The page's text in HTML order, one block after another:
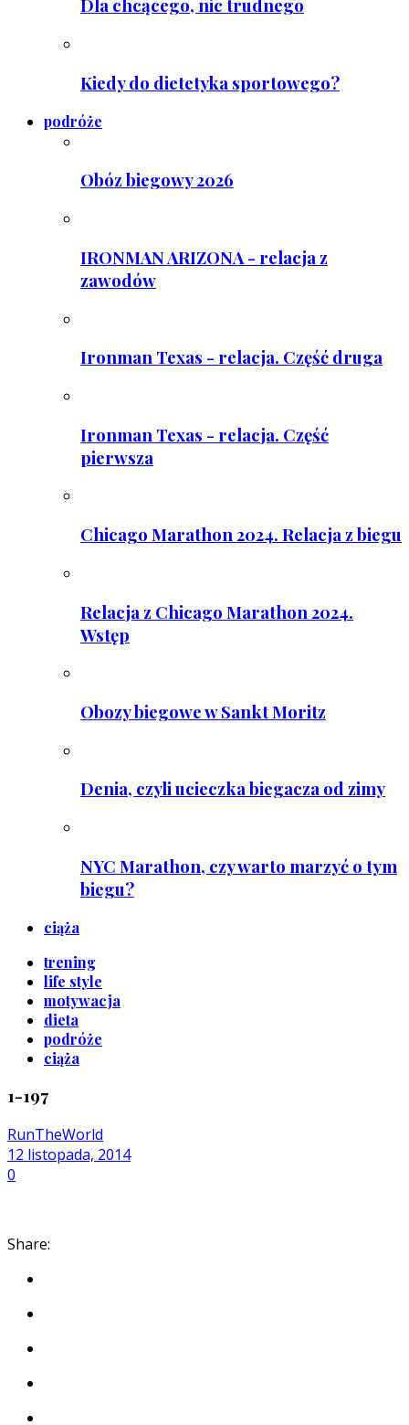
Dla chcącego, nic trudnego
Kiedy do dietetyka sportowego?
podróże
Obóz biegowy 2026
IRONMAN ARIZONA - relacja z
zawodów
Ironman Texas - relacja. Część druga
Ironman Texas - relacja. Część
pierwsza
Chicago Marathon 2024. Relacja z biegu
Relacja z Chicago Marathon 2024.
Wstęp
Obozy biegowe w Sankt Moritz
Denia, czyli ucieczka biegacza od zimy
NYC Marathon, czy warto marzyć o tym
biegu?
ciąża
trening
life style
motywacja
dieta
podróże
ciąża
1-197
RunTheWorld
12 listopada, 2014
0
Share: